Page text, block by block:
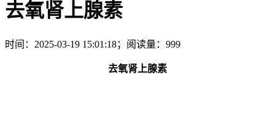
去氧肾上腺素
时间：2025-03-19 15:01:18；阅读量：999
去氧肾上腺素